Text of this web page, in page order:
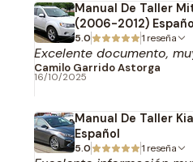
Manual De Taller
(2006-2012) Español
5.0 1 reseña
Excelente documento,
Camilo Garrido Astorga
16/10/2025
Manual De Taller
Español
5.0 1 reseña